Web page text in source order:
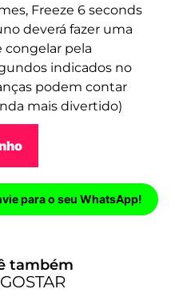
Freeze 6 seconds
deverá fazer uma
congelar pela
indicados no
podem contar
mais divertido)
para o seu WhatsApp!
também